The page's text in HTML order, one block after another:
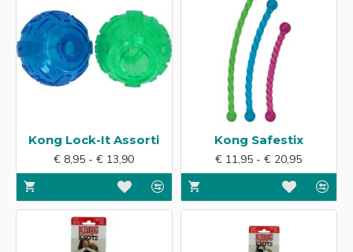
Kong Lock-It Assorti
€ 8,95 - € 13,90
Kong Safestix
€ 11,95 - € 20,95